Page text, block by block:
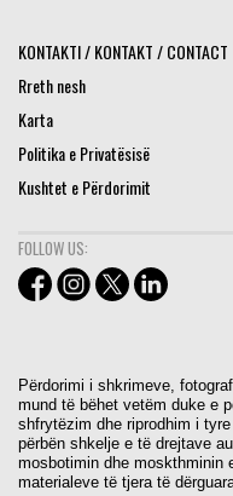
KONTAKTI / KONTAKT / CONTACT
Rreth nesh
Karta
Politika e Privatësisë
Kushtet e Përdorimit
FOLLOW US:
Përdorimi i shkrimeve,
mund të bëhet vetëm duke e
shfrytëzim dhe riprodhim i
përbën shkelje e të drejtave
mosbotimin dhe moskthminin
materialeve të tjera të